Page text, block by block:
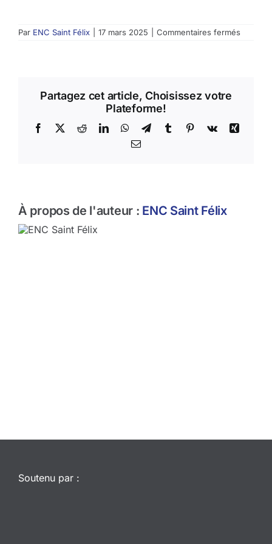
Par ENC Saint Félix 17 mars 2025 Commentaires fermés
Partagez cet article, Choisissez votre
Plateforme!
Facebook
X RedditLinkedInWhatsApp
TelegramTumblrPinterest
Vk
Xing
Email
À propos de l'auteur : ENC Saint Félix
Soutenu par :